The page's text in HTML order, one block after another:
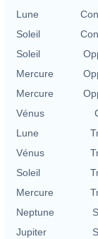
Lune
Soleil
Soleil
Mercure
Mercure
Vénus
Lune
Vénus
Soleil
Mercure
Neptune
Jupiter